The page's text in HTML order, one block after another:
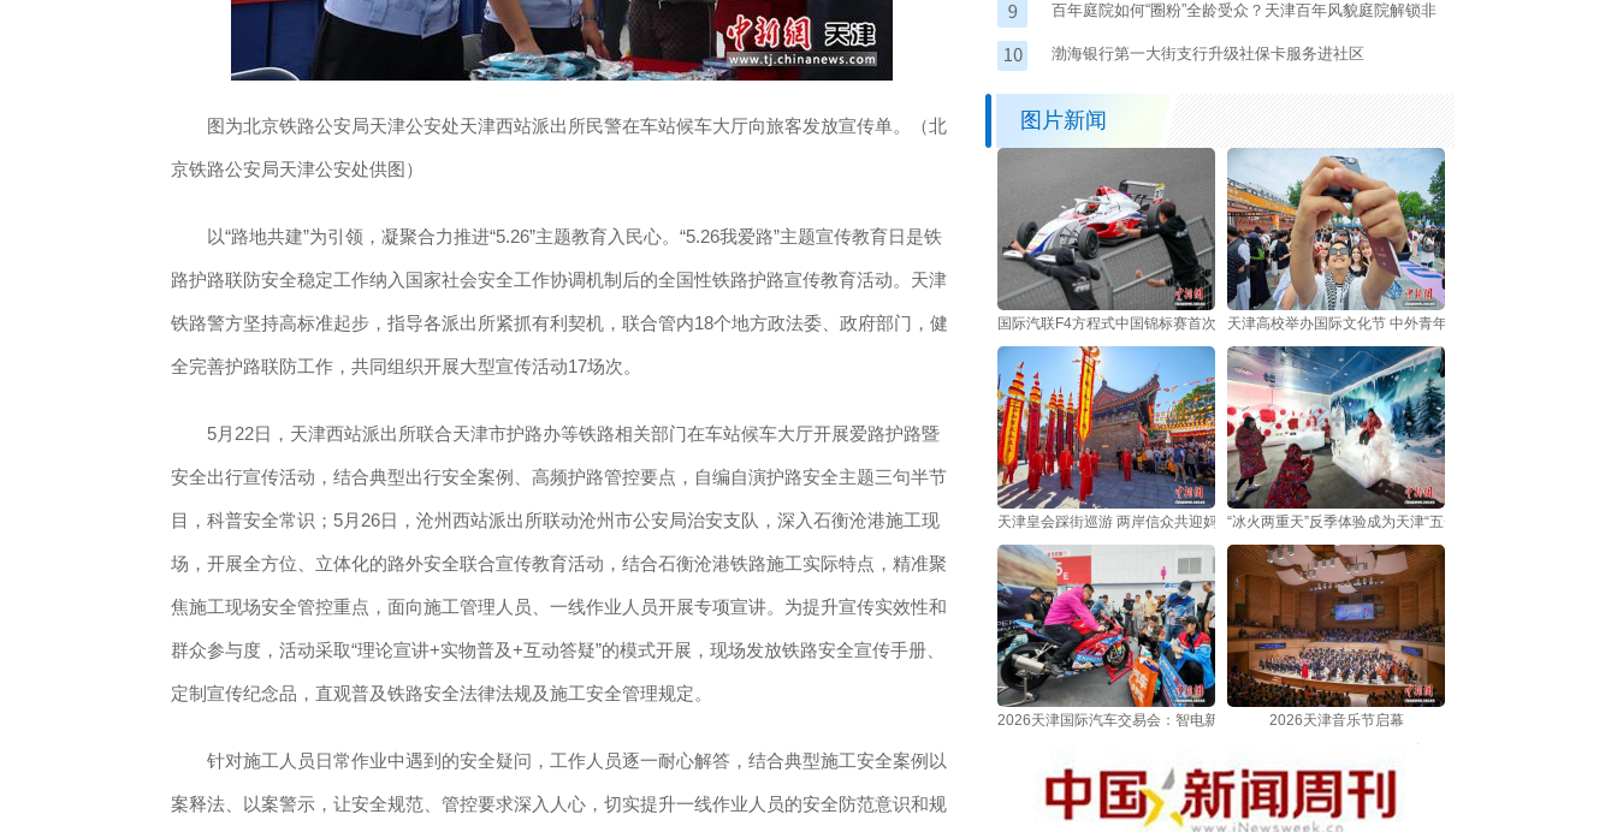
图为北京铁路公安局天津公安处天津西站派出所民警在车站候车大厅向旅客发放宣传单。（北
京铁路公安局天津公安处供图）
以“路地共建”为引领，凝聚合力推进“5.26”主题教育入民心。“5.26我爱路”主题宣传教育日是铁
路护路联防安全稳定工作纳入国家社会安全工作协调机制后的全国性铁路护路宣传教育活动。天津
铁路警方坚持高标准起步，指导各派出所紧抓有利契机，联合管内18个地方政法委、政府部门，健
全完善护路联防工作，共同组织开展大型宣传活动17场次。
5月22日，天津西站派出所联合天津市护路办等铁路相关部门在车站候车大厅开展爱路护路暨
安全出行宣传活动，结合典型出行安全案例、高频护路管控要点，自编自演护路安全主题三句半节
目，科普安全常识；5月26日，沧州西站派出所联动沧州市公安局治安支队，深入石衡沧港施工现
场，开展全方位、立体化的路外安全联合宣传教育活动，结合石衡沧港铁路施工实际特点，精准聚
焦施工现场安全管控重点，面向施工管理人员、一线作业人员开展专项宣讲。为提升宣传实效性和
群众参与度，活动采取“理论宣讲+实物普及+互动答疑”的模式开展，现场发放铁路安全宣传手册、
定制宣传纪念品，直观普及铁路安全法律法规及施工安全管理规定。
针对施工人员日常作业中遇到的安全疑问，工作人员逐一耐心解答，结合典型施工安全案例以
案释法、以案警示，让安全规范、管控要求深入人心，切实提升一线作业人员的安全防范意识和规
百年庭院如何“圈粉”全龄受众？天津百年风貌庭院解锁非
遗昆曲“风雅密码”
渤海银行第一大街支行升级社保卡服务进社区
图片新闻
国际汽联F4方程式中国锦标赛首次登陆天津天津高校举办国际文化节 中外青年共享多元文化盛宴
天津皇会踩街巡游 两岸信众共迎妈祖诞辰“冰火两重天”反季体验成为天津“五一”假日新亮点
2026天津国际汽车交易会：智电新车集中亮相吸引观众
2026天津音乐节启幕